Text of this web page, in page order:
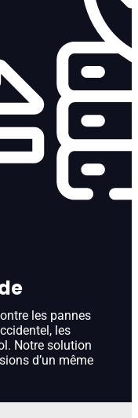
les pannes
les
Notre solution
d’un même